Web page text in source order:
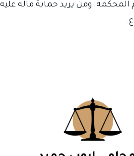
ومن يريد حماية ماله عليه